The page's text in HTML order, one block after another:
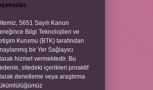
5651 Sayılı Kanun
Bilgi Teknolojileri ve
Kurumu (BTK) tarafından
bir Yer Sağlayıcı
hizmet vermektedir. Bu
sitedeki içerikleri proaktif
denetleme veya araştırma